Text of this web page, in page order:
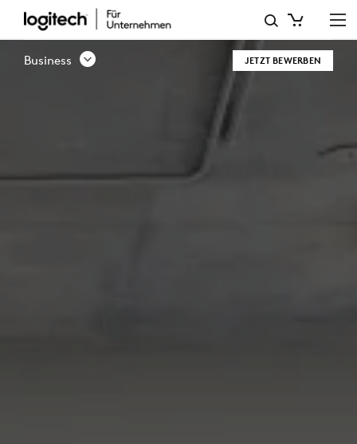
CHANNEL-
PARTNER-
BUSINESS
Business JETZT BEWERBEN